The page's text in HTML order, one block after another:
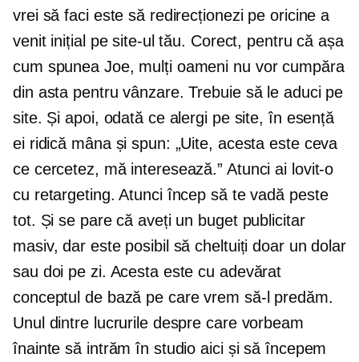
vrei să faci este să redirecționezi pe oricine a
venit inițial pe site-ul tău. Corect, pentru că așa
cum spunea Joe, mulți oameni nu vor cumpăra
din asta pentru vânzare. Trebuie să le aduci pe
site. Și apoi, odată ce alergi pe site, în esență
ei ridică mâna și spun: „Uite, acesta este ceva
ce cercetez, mă interesează.” Atunci ai lovit-o
cu retargeting. Atunci încep să te vadă peste
tot. Și se pare că aveți un buget publicitar
masiv, dar este posibil să cheltuiți doar un dolar
sau doi pe zi. Acesta este cu adevărat
conceptul de bază pe care vrem să-l predăm.
Unul dintre lucrurile despre care vorbeam
înainte să intrăm în studio aici și să începem